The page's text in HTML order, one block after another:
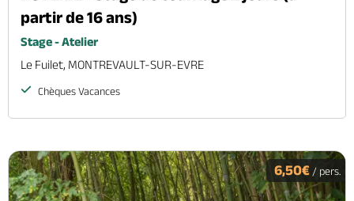
partir de 16 ans)
Stage - Atelier
Le Fuilet, MONTREVAULT-SUR-EVRE
Chèques Vacances
6,50€ / pers.